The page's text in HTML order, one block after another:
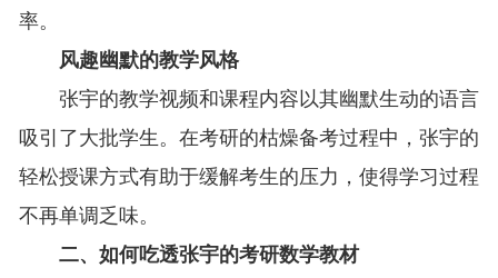
率。
风趣幽默的教学风格
张宇的教学视频和课程内容以其幽默生动的语言
吸引了大批学生。在考研的枯燥备考过程中，张宇的
轻松授课方式有助于缓解考生的压力，使得学习过程
不再单调乏味。
二、如何吃透张宇的考研数学教材